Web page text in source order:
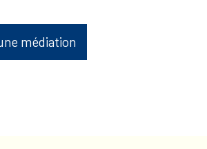
médiation